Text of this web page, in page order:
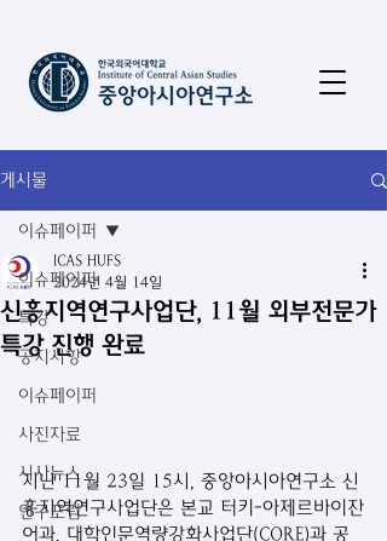
게시물
이슈페이퍼
특강
공지사항
이슈페이퍼
사진자료
시사뉴스
연구포럼
이슈페이퍼
신흥지역연구사업단, 11월 외부전문가
특강 진행 완료
ICAS HUFS
2024년 4월 14일
지난 11월 23일 15시, 중앙아시아연구소 신
흥지역연구사업단은 본교 터키-아제르바이잔
어과, 대학인문역량강화사업단(CORE)과 공